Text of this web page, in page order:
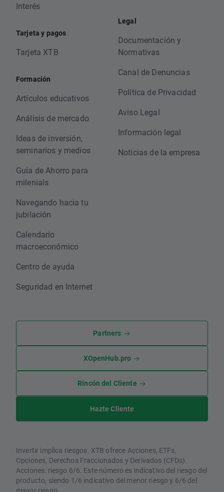
Interés
Tarjeta y pagos
Tarjeta XTB
Formación
Artículos educativos
Análisis de mercado
Ideas de inversión,
seminarios y medios
Guía de Ahorro para
milenials
Navegando hacia tu
jubilación
Calendario
macroeconómico
Centro de ayuda
Seguridad en Internet
Legal
Documentación y
Normativas
Canal de Denuncias
Política de Privacidad
Aviso Legal
Información legal
Noticias de la empresa
Partners
XOpenHub.pro
Rincón del Cliente
Hazte Cliente
Invertir implica riesgos. XTB ofrece Acciones, ETFs,
Opciones, Derechos Fraccionados y Derivados (CFDs).
Acciones: riesgo 6/6. Este número es indicativo del riesgo del
producto, siendo 1/6 indicativo del menor riesgo y 6/6 del